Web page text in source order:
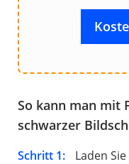
So kann man mit
schwarzer
Schritt 1:
Laden